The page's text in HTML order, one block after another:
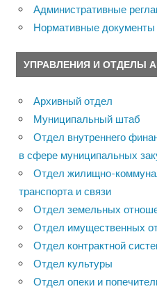
Административные
Нормативные документы
УПРАВЛЕНИЯ И ОТДЕЛЫ
Архивный отдел
Муниципальный штаб
Отдел внутреннего
в сфере муниципальных
Отдел жилищно-
транспорта и связи
Отдел земельных
Отдел имущественных
Отдел контрактной
Отдел культуры
Отдел опеки и